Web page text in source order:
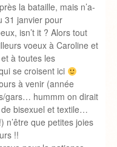
la bataille, mais n’a-
31 janvier pour
isn’t it ? Alors tout
voeux à Caroline et
à toutes les
se croisent ici
à venir (année
gars… hummm on dirait
bisexuel et textile…
n’être que petites joies
!!